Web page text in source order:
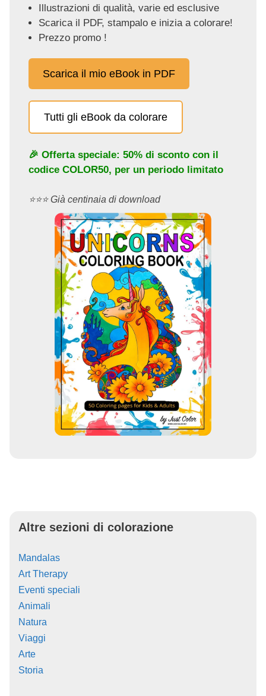
Illustrazioni di qualità, varie ed esclusive
Scarica il PDF, stampalo e inizia a colorare!
Prezzo promo !
Scarica il mio eBook in PDF
Tutti gli eBook da colorare
🎉 Offerta speciale: 50% di sconto con il
codice COLOR50, per un periodo limitato
⭐️⭐️⭐️ Già centinaia di download
Altre sezioni di colorazione
Mandalas
Art Therapy
Eventi speciali
Animali
Natura
Viaggi
Arte
Storia